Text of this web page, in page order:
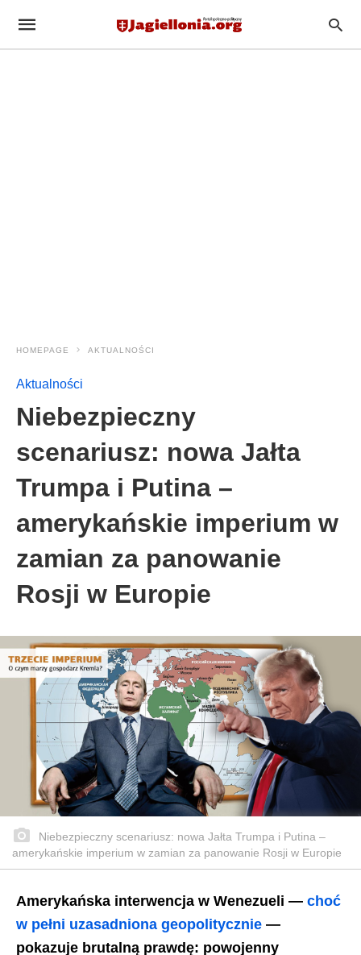
HOMEPAGE AKTUALNOŚCI
Aktualności
Niebezpieczny
scenariusz: nowa Jałta
Trumpa i Putina –
amerykańskie imperium w
zamian za panowanie
Rosji w Europie
Niebezpieczny scenariusz: nowa Jałta Trumpa i Putina –
amerykańskie imperium w zamian za panowanie Rosji w Europie
Amerykańska interwencja w Wenezueli — choć
w pełni uzasadniona geopolitycznie —
pokazuje brutalną prawdę: powojenny